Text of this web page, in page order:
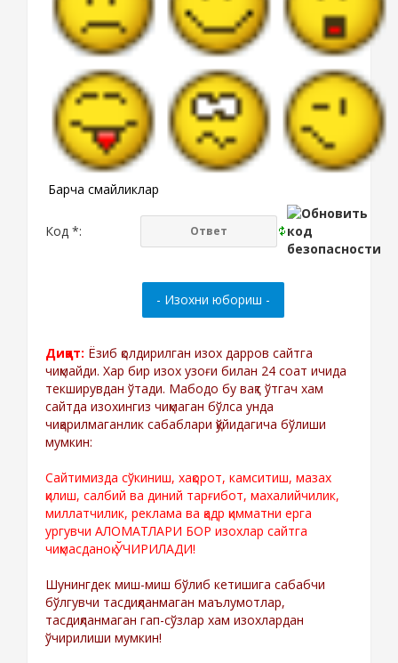
Барча смайликлар
Код *:
Диққат: Ёзиб қолдирилган изох дарров сайтга
чиқмайди. Хар бир изох узоғи билан 24 соат ичида
текширувдан ўтади. Мабодо бу вақт ўтгач хам
сайтда изохингиз чиқмаган бўлса унда
чиқарилмаганлик сабаблари қўйидагича бўлиши
мумкин:
Сайтимизда сўкиниш, хақорот, камситиш, мазах
қилиш, салбий ва диний тарғибот, махалийчилик,
миллатчилик, реклама ва қадр қимматни ерга
ургувчи АЛОМАТЛАРИ БОР изохлар сайтга
чиқмасданоқ ЎЧИРИЛАДИ!
Шунингдек миш-миш бўлиб кетишига сабабчи
бўлгувчи тасдиқланмаган маълумотлар,
тасдиқланмаган гап-сўзлар хам изохлардан
ўчирилиши мумкин!